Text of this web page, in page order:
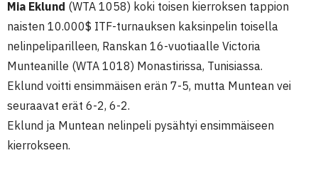
Mia Eklund (WTA 1058) koki toisen kierroksen tappion
naisten 10.000$ ITF-turnauksen kaksinpelin toisella
nelinpeliparilleen, Ranskan 16-vuotiaalle Victoria
Munteanille (WTA 1018) Monastirissa, Tunisiassa.
Eklund voitti ensimmäisen erän 7-5, mutta Muntean vei
seuraavat erät 6-2, 6-2.
Eklund ja Muntean nelinpeli pysähtyi ensimmäiseen
kierrokseen.